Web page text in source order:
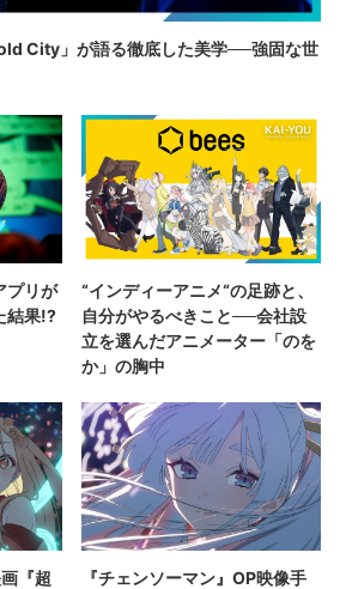
City」が語る徹底した美学──強固な世
プリが
結果!?
“インディーアニメ“の足跡と、
自分がやるべきこと──会社設
立を選んだアニメーター「のを
か」の胸中
『超
『チェンソーマン』OP映像手